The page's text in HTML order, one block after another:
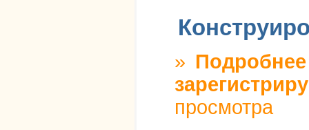
» Подробнее
просмотра